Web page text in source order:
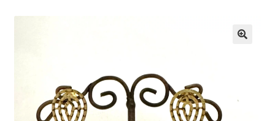
Mon compte